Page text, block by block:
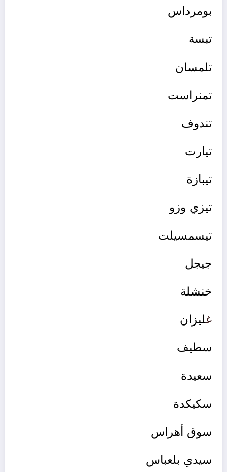
بومرداس
تبسة
تلمسان
تمنراست
تندوف
تيارت
تيبازة
تيزي وزو
تيسمسيلت
جيجل
خنشلة
غليزان
سطيف
سعيدة
سكيكدة
سوق أهراس
سيدي بلعباس